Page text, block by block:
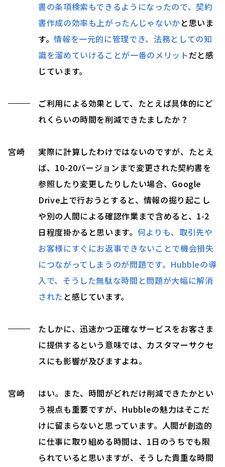
書の条項検索もできるようになったので、契約
書作成の効率も上がったんじゃないかと思いま
す。情報を一元的に管理でき、法務としての知
識を溜めていけることが一番のメリットだと感
じています。
ご利用による効果として、たとえば具体的にど
れくらいの時間を削減できたましたか？
宮崎
実際に計算したわけではないのですが、たとえ
ば、10-20バージョンまで変更された契約書を
参照したり変更したりしたい場合、Google
Drive上で行おうとすると、情報の掘り起こし
や別の人間による確認作業まで含めると、1-2
日程度掛かると思います。 何よりも、取引先や
お客様にすぐにお返事できないことで機会損失
につながってしまうのが問題です。Hubbleの導
入で、そうした無駄な時間と問題が大幅に解消
された と感じています。
たしかに、迅速かつ正確なサービスをお客さま
に提供するという意味では、カスタマーサクセ
スにも影響が及びますよね。
宮崎
はい。また、時間がどれだけ削減できたかとい
う視点も重要ですが、Hubbleの魅力はそこだ
けに留まらないと思っています。人間が創造的
に仕事に取り組める時間は、1日のうちでも限
られていると思いますが、そうした貴重な時間